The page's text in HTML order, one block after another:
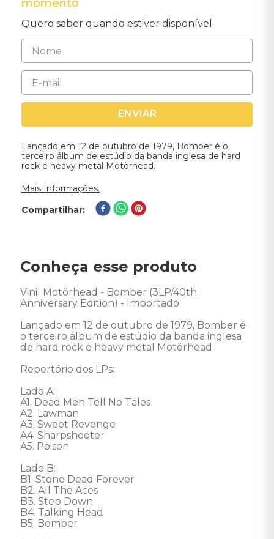
momento
Quero saber quando estiver disponível
ENVIAR
Lançado em 12 de outubro de 1979, Bomber é o
terceiro álbum de estúdio da banda inglesa de hard
rock e heavy metal Motörhead.
Mais Informações.
Compartilhar
Conheça esse produto
Vinil Motörhead - Bomber (3LP/40th
Anniversary Edition) - Importado
Lançado em 12 de outubro de 1979, Bomber é
o terceiro álbum de estúdio da banda inglesa
de hard rock e heavy metal Motörhead.
Repertório dos LPs:
Lado A:
A1. Dead Men Tell No Tales
A2. Lawman
A3. Sweet Revenge
A4. Sharpshooter
A5. Poison
Lado B:
B1. Stone Dead Forever
B2. All The Aces
B3. Step Down
B4. Talking Head
B5. Bomber